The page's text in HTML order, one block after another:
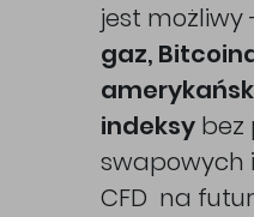
jest możliwy
gaz,
indeksy bez
swapowych
CFD na